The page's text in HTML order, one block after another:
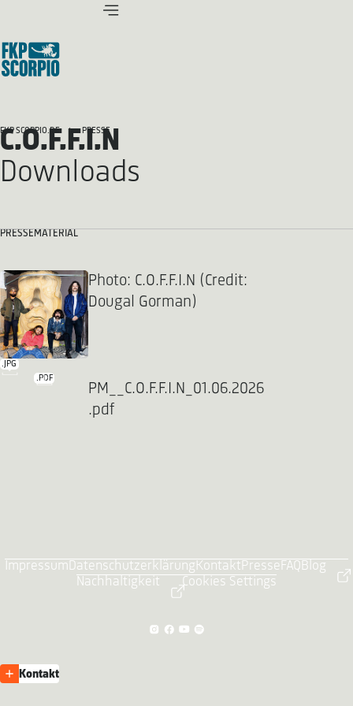
FKP SCORPIO.DE PRESSE
C.O.F.F.I.N
Downloads
PRESSEMATERIAL
.JPG
Photo: C.O.F.F.I.N (Credit:
Dougal Gorman)
.PDF
PM__C.O.F.F.I.N_01.06.2026
.pdf
ImpressumDatenschutzerklärungKontaktPresse FAQBlog
Nachhaltigkeit
Cookies Settings
Kontakt